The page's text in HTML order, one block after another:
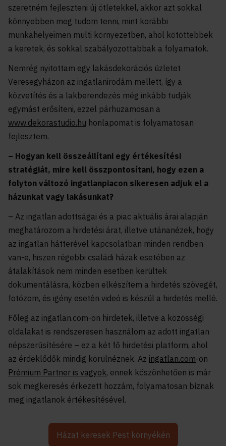
szeretném fejleszteni új ötletekkel, akkor azt sokkal
könnyebben meg tudom tenni, mint korábbi
munkahelyeimen multi környezetben, ahol kötöttebbek
a keretek, és sokkal szabályozottabbak a folyamatok.
Nemrég nyitottam egy lakásdekorációs üzletet
Veresegyházon az ingatlanirodám mellett, így a
közvetítés és a lakberendezés még inkább tudják
egymást erősíteni, ezzel párhuzamosan a
www.dekorastudio.hu honlapomat is folyamatosan
fejlesztem.
– Hogyan kell összeállítani egy értékesítési
stratégiát, mire kell összpontosítani, hogy ezen a
folyton változó ingatlanpiacon sikeresen adjuk el a
házunkat vagy lakásunkat?
– Az ingatlan adottságai és a piac aktuális árai alapján
meghatározom a hirdetési árat, illetve utánanézek, hogy
az ingatlan hátterével kapcsolatban minden rendben
van-e, hiszen régebbi családi házak esetében az
átalakítások nem minden esetben kerültek
dokumentálásra, közben elkészítem a hirdetés szövegét,
fotózom, és igény esetén videó is készül a hirdetés mellé.
Főleg az ingatlan.com-on hirdetek, illetve a közösségi
oldalakat is rendszeresen használom az adott ingatlan
népszerűsítésére – ez a két fő hirdetési platform, ahol
az érdeklődők mindig körülnéznek. Az ingatlan.com-on
Prémium Partner is vagyok, ennek köszönhetően is már
sok megkeresés érkezett hozzám, folyamatosan bíznak
meg ingatlanok értékesítésével.
Házat keresek Pest környékén